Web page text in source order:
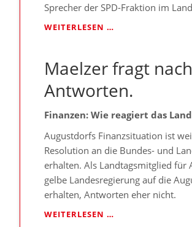
Sprecher der SPD-Fraktion im
WEITERLESEN …
NRW
FEHLEN
ÜBER
15.500
ERZIEHERINNEN
UND
ERZIEHER
-
DIE
ZEIT
DRÄNGT“
Maelzer fragt
Antworten.
Finanzen: Wie reagiert das
Augustdorfs Finanzsituation ist
Resolution an die Bundes- und
erhalten. Als Landtagsmitglied für
gelbe Landesregierung auf die
erhalten, Antworten eher nicht.
WEITERLESEN …